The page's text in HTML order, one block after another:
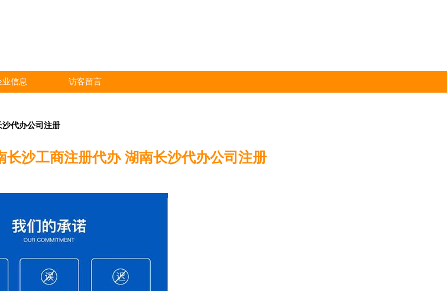
业信息 访客留言
代办公司注册
长沙工商注册代办 湖南长沙代办公司注册